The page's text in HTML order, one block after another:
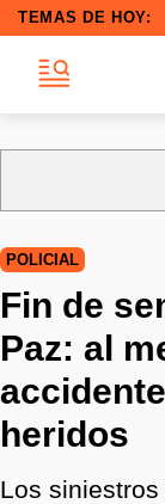
TEMAS DE HOY:
POLICIAL
Fin de
Paz: al
heridos
Los